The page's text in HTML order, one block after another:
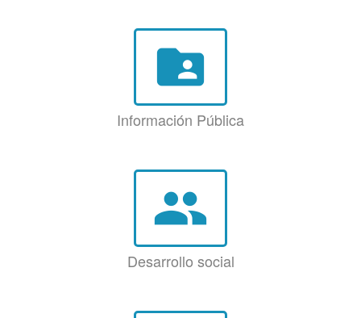
folder_shared
Información Pública
group
Desarrollo social